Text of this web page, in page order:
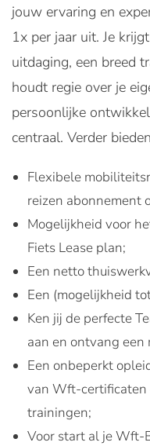
jouw ervaring en
1x per jaar uit. Je
uitdaging, een breed
houdt regie over je
persoonlijke
centraal. Verder
Flexibele
reizen abonnement
Mogelijkheid voor
Fiets Lease plan;
Een netto
Een (mogelijkheid
Ken jij de perfecte
aan en ontvang een
Een onbeperkt
van Wft-certificaten
trainingen;
Voor start al je Wft-